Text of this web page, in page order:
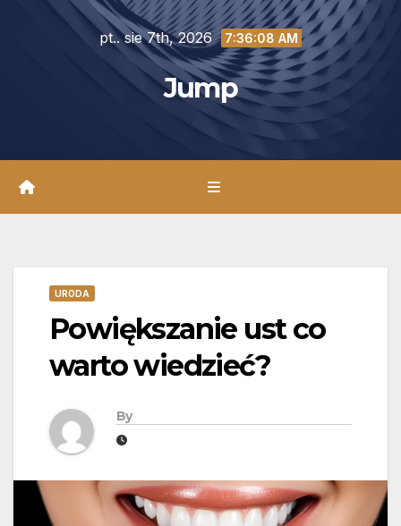
pt.. sie 7th, 2026 7:36:09 AM
Jump
URODA
Powiększanie ust co
warto wiedzieć?
By